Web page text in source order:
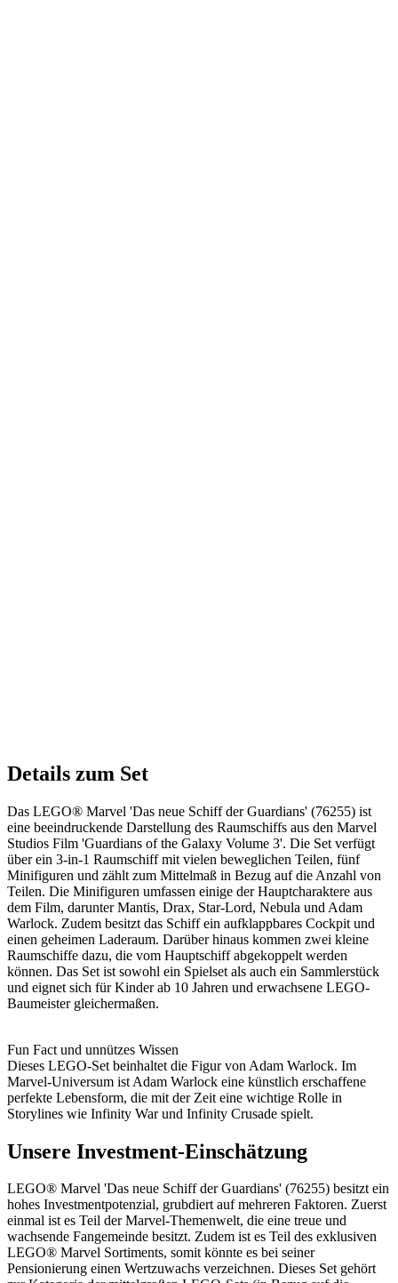
Details zum Set
Das LEGO® Marvel 'Das neue Schiff der Guardians' (76255) ist
eine beeindruckende Darstellung des Raumschiffs aus den Marvel
Studios Film 'Guardians of the Galaxy Volume 3'. Die Set verfügt
über ein 3-in-1 Raumschiff mit vielen beweglichen Teilen, fünf
Minifiguren und zählt zum Mittelmaß in Bezug auf die Anzahl von
Teilen. Die Minifiguren umfassen einige der Hauptcharaktere aus
dem Film, darunter Mantis, Drax, Star-Lord, Nebula und Adam
Warlock. Zudem besitzt das Schiff ein aufklappbares Cockpit und
einen geheimen Laderaum. Darüber hinaus kommen zwei kleine
Raumschiffe dazu, die vom Hauptschiff abgekoppelt werden
können. Das Set ist sowohl ein Spielset als auch ein Sammlerstück
und eignet sich für Kinder ab 10 Jahren und erwachsene LEGO-
Baumeister gleichermaßen.
Fun Fact und unnützes Wissen
Dieses LEGO-Set beinhaltet die Figur von Adam Warlock. Im
Marvel-Universum ist Adam Warlock eine künstlich erschaffene
perfekte Lebensform, die mit der Zeit eine wichtige Rolle in
Storylines wie Infinity War und Infinity Crusade spielt.
Unsere Investment-Einschätzung
LEGO® Marvel 'Das neue Schiff der Guardians' (76255) besitzt ein
hohes Investmentpotenzial, grubdiert auf mehreren Faktoren. Zuerst
einmal ist es Teil der Marvel-Themenwelt, die eine treue und
wachsende Fangemeinde besitzt. Zudem ist es Teil des exklusiven
LEGO® Marvel Sortiments, somit könnte es bei seiner
Pensionierung einen Wertzuwachs verzeichnen. Dieses Set gehört